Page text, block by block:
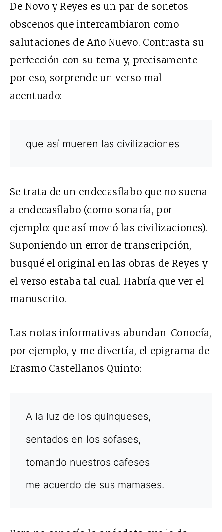
De Novo y Reyes es un par de sonetos
obscenos que intercambiaron como
salutaciones de Año Nuevo. Contrasta su
perfección con su tema y, precisamente
por eso, sorprende un verso mal
acentuado:
que así mueren las civilizaciones
Se trata de un endecasílabo que no suena
a endecasílabo (como sonaría, por
ejemplo: que así movió las civilizaciones).
Suponiendo un error de transcripción,
busqué el original en las obras de Reyes y
el verso estaba tal cual. Habría que ver el
manuscrito.
Las notas informativas abundan. Conocía,
por ejemplo, y me divertía, el epigrama de
Erasmo Castellanos Quinto:
A la luz de los quinqueses,
sentados en los sofases,
tomando nuestros cafeses
me acuerdo de sus mamases.